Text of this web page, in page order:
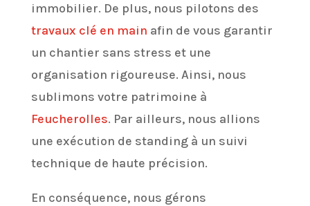
immobilier. De plus, nous pilotons des
travaux clé en main afin de vous garantir
un chantier sans stress et une
organisation rigoureuse. Ainsi, nous
sublimons votre patrimoine à
Feucherolles. Par ailleurs, nous allions
une exécution de standing à un suivi
technique de haute précision.
En conséquence, nous gérons